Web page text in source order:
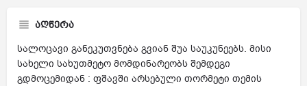
აღწერა
სალოცავი განეკუთვნება გვიან შუა საუკუნეებს. მისი
სახელი სახუთმეტო მომდინარეობს შემდეგი
გდმოცემიდან : ფშავში არსებული თორმეტი თემის